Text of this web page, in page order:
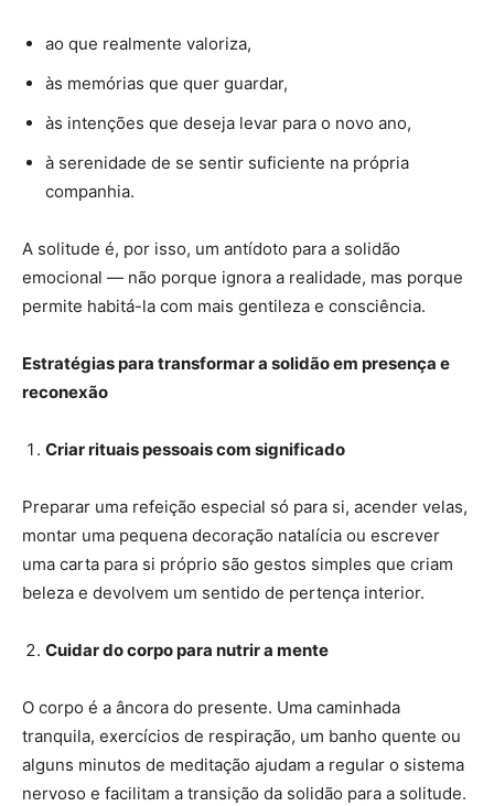
ao que realmente valoriza,
às memórias que quer guardar,
às intenções que deseja levar para o novo ano,
à serenidade de se sentir suficiente na própria
companhia.
A solitude é, por isso, um antídoto para a solidão
emocional — não porque ignora a realidade, mas porque
permite habitá-la com mais gentileza e consciência.
Estratégias para transformar a solidão em presença e
reconexão
Criar rituais pessoais com significado
Preparar uma refeição especial só para si, acender velas,
montar uma pequena decoração natalícia ou escrever
uma carta para si próprio são gestos simples que criam
beleza e devolvem um sentido de pertença interior.
Cuidar do corpo para nutrir a mente
O corpo é a âncora do presente. Uma caminhada
tranquila, exercícios de respiração, um banho quente ou
alguns minutos de meditação ajudam a regular o sistema
nervoso e facilitam a transição da solidão para a solitude.